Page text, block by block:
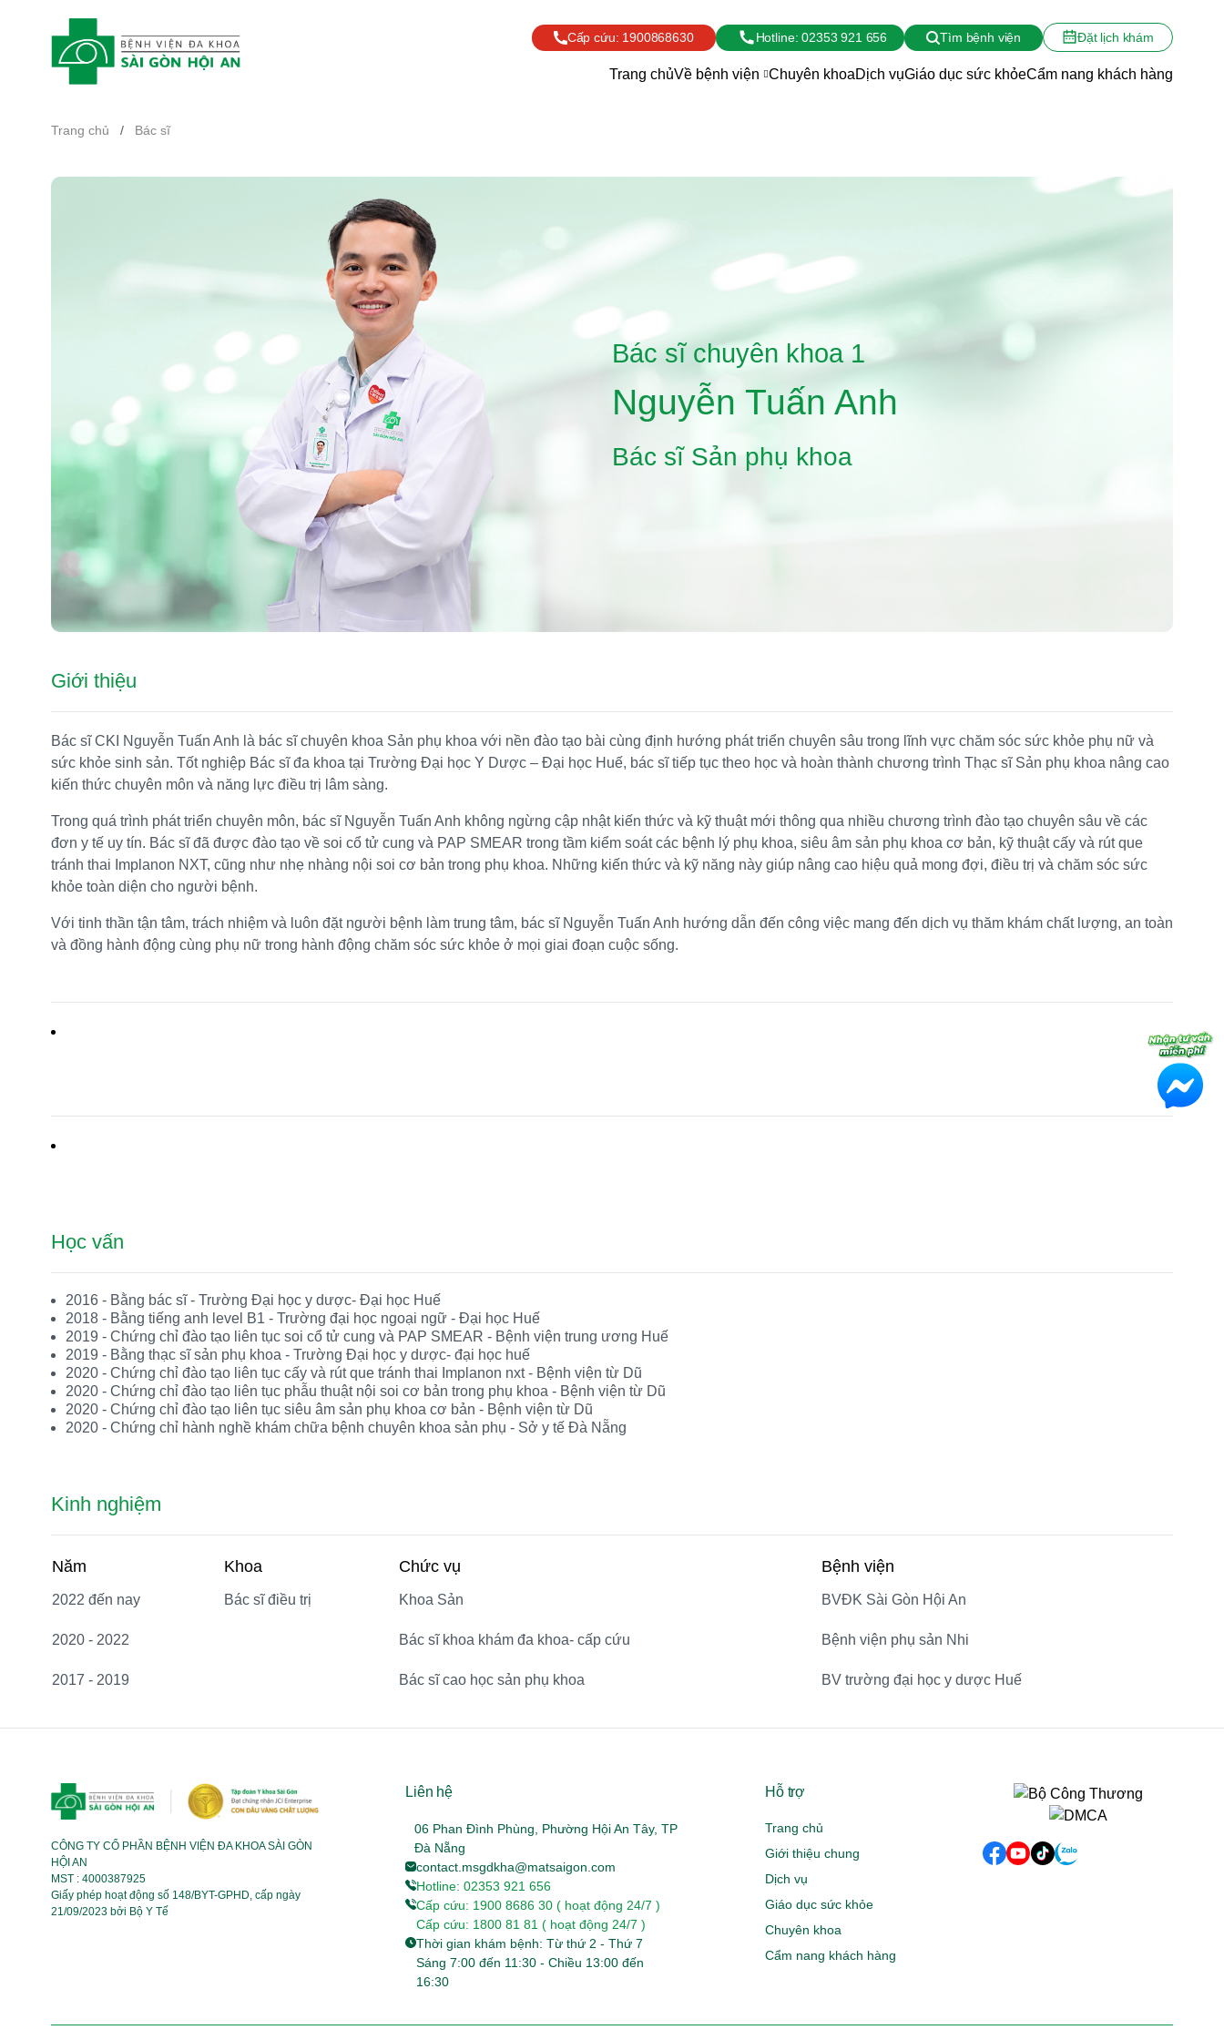
Cấp cứu: 1900868630 Hotline: 02353 921 656 Tìm bệnh viện Đặt lịch khám
Trang chủVề bệnh viện Chuyên khoaDịch vụGiáo dục sức khỏeCẩm nang khách hàng
Trang chủ / Bác sĩ
Bác sĩ chuyên khoa 1
Nguyễn Tuấn Anh
Bác sĩ Sản phụ khoa
Giới thiệu
Bác sĩ CKI Nguyễn Tuấn Anh là bác sĩ chuyên khoa Sản phụ khoa với nền đào tạo bài cùng định hướng phát triển chuyên sâu trong lĩnh vực chăm sóc sức khỏe phụ nữ và
sức khỏe sinh sản. Tốt nghiệp Bác sĩ đa khoa tại Trường Đại học Y Dược – Đại học Huế, bác sĩ tiếp tục theo học và hoàn thành chương trình Thạc sĩ Sản phụ khoa nâng cao
kiến ​​thức chuyên môn và năng lực điều trị lâm sàng.
Trong quá trình phát triển chuyên môn, bác sĩ Nguyễn Tuấn Anh không ngừng cập nhật kiến ​​thức và kỹ thuật mới thông qua nhiều chương trình đào tạo chuyên sâu về các
đơn y tế uy tín. Bác sĩ đã được đào tạo về soi cổ tử cung và PAP SMEAR trong tầm kiểm soát các bệnh lý phụ khoa, siêu âm sản phụ khoa cơ bản, kỹ thuật cấy và rút que
tránh thai Implanon NXT, cũng như nhẹ nhàng nội soi cơ bản trong phụ khoa. Những kiến ​​thức và kỹ năng này giúp nâng cao hiệu quả mong đợi, điều trị và chăm sóc sức
khỏe toàn diện cho người bệnh.
Với tinh thần tận tâm, trách nhiệm và luôn đặt người bệnh làm trung tâm, bác sĩ Nguyễn Tuấn Anh hướng dẫn đến công việc mang đến dịch vụ thăm khám chất lượng, an toàn
và đồng hành động cùng phụ nữ trong hành động chăm sóc sức khỏe ở mọi giai đoạn cuộc sống.
Học vấn
2016 - Bằng bác sĩ - Trường Đại học y dược- Đại học Huế
2018 - Bằng tiếng anh level B1 - Trường đại học ngoại ngữ - Đại học Huế
2019 - Chứng chỉ đào tạo liên tục soi cổ tử cung và PAP SMEAR - Bệnh viện trung ương Huế
2019 - Bằng thạc sĩ sản phụ khoa - Trường Đại học y dược- đại học huế
2020 - Chứng chỉ đào tạo liên tục cấy và rút que tránh thai Implanon nxt - Bệnh viện từ Dũ
2020 - Chứng chỉ đào tạo liên tục phẫu thuật nội soi cơ bản trong phụ khoa - Bệnh viện từ Dũ
2020 - Chứng chỉ đào tạo liên tục siêu âm sản phụ khoa cơ bản - Bệnh viện từ Dũ
2020 - Chứng chỉ hành nghề khám chữa bệnh chuyên khoa sản phụ - Sở y tế Đà Nẵng
Kinh nghiệm
Năm Khoa Chức vụ Bệnh viện
2022 đến nay Bác sĩ điều trị Khoa Sản BVĐK Sài Gòn Hội An
2020 - 2022 Bác sĩ khoa khám đa khoa- cấp cứu Bệnh viện phụ sản Nhi
2017 - 2019 Bác sĩ cao học sản phụ khoa BV trường đại học y dược Huế
CÔNG TY CỔ PHẦN BỆNH VIỆN ĐA KHOA SÀI GÒN
HỘI AN
MST : 4000387925
Giấy phép hoạt động số 148/BYT-GPHD, cấp ngày
21/09/2023 bởi Bộ Y Tế
Liên hệ
06 Phan Đình Phùng, Phường Hội An Tây, TP
Đà Nẵng
contact.msgdkha@matsaigon.com
Hotline: 02353 921 656
Cấp cứu: 1900 8686 30 ( hoạt động 24/7 )
Cấp cứu: 1800 81 81 ( hoạt động 24/7 )
Thời gian khám bệnh: Từ thứ 2 - Thứ 7
Sáng 7:00 đến 11:30 - Chiều 13:00 đến
16:30
Hỗ trợ
Trang chủ
Giới thiệu chung
Dịch vụ
Giáo dục sức khỏe
Chuyên khoa
Cẩm nang khách hàng